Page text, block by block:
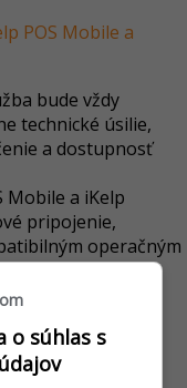
POS Mobile a
bude vždy
technické úsilie,
a dostupnosť
Mobile a iKelp
pripojenie,
operačným
ktorých
môžu meniť v
o súhlas s